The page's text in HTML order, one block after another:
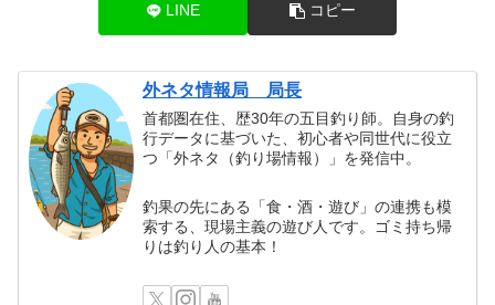
LINE コピー
外ネタ情報局 局長
首都圏在住、歴30年の五目釣り師。自身の釣
行データに基づいた、初心者や同世代に役立
つ「外ネタ（釣り場情報）」を発信中。
釣果の先にある「食・酒・遊び」の連携も模
索する、現場主義の遊び人です。ゴミ持ち帰
りは釣り人の基本！